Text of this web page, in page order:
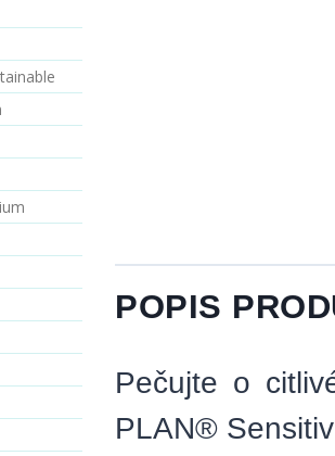
POPIS
Pečujte o
PLAN®